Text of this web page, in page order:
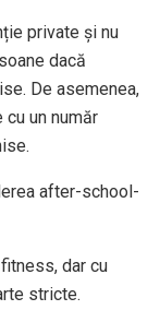
private și nu
dacă
De asemenea,
un număr
after-school-
dar cu
stricte.